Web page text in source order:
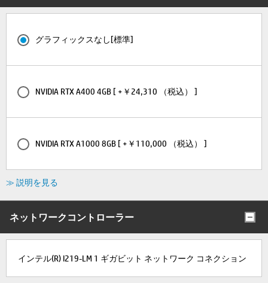
グラフィックスなし[標準]
NVIDIA RTX A400 4GB [ +￥24,310 （税込） ]
NVIDIA RTX A1000 8GB [ +￥110,000 （税込） ]
≫ 説明を見る
ネットワークコントローラー
インテル(R) I219-LM 1 ギガビット ネットワーク コネクション